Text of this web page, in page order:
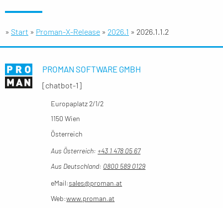
» Start » Proman-X-Release » 2026.1 » 2026.1.1.2
PROMAN SOFTWARE GMBH
[chatbot-1]
Europaplatz 2/1/2
1150 Wien
Österreich
Aus Österreich: +43 1 478 05 67
Aus Deutschland: 0800 589 0129
eMail:sales@proman.at
Web:www.proman.at